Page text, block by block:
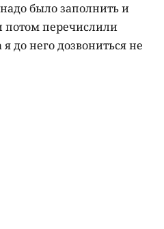
было заполнить и
потом перечислили
до него дозвониться не